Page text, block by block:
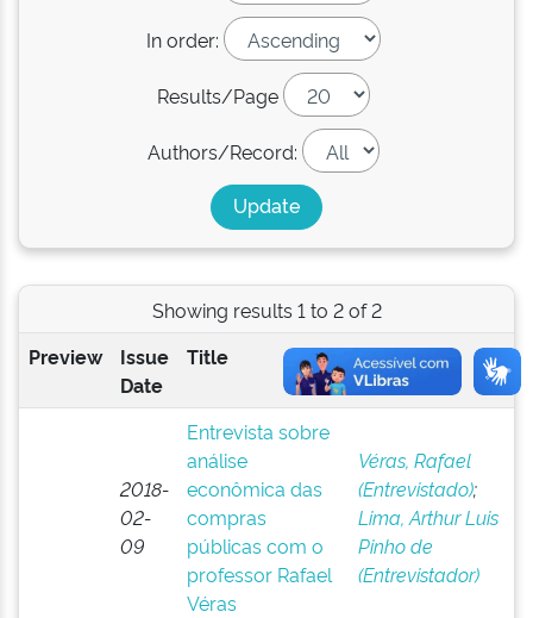
In order:
Results/Page
Authors/Record:
Showing results 1 to 2 of 2
Preview
Issue
Date
Title Author(s)
2018-
02-
09
Entrevista sobre
análise
econômica das
compras
públicas com o
professor Rafael
Véras
Véras, Rafael
(Entrevistado);
Lima, Arthur Luis
Pinho de
(Entrevistador)